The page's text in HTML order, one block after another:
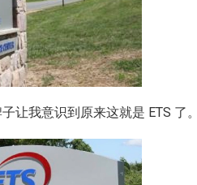
让我意识到原来这就是 ETS 了。